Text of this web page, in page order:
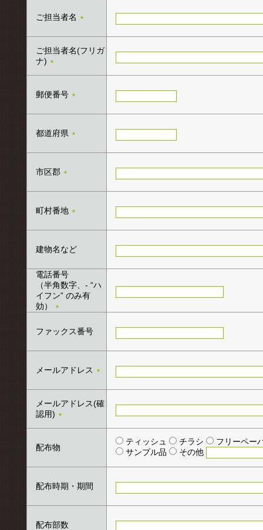
ご担当者名 ★
ご担当者名(フリガ
ナ)
★
郵便番号 ★
都道府県 ★
市区郡 ★
町村番地 ★
建物名など
電話番号
（半角数字、- “ハ
イフン” のみ有
効）
★
ファックス番号
メールアドレス ★
メールアドレス(確
認用)
★
配布物
ティッシュ チラシ
フリーペー
サンプル品
その他
配布時期・期間
配布部数